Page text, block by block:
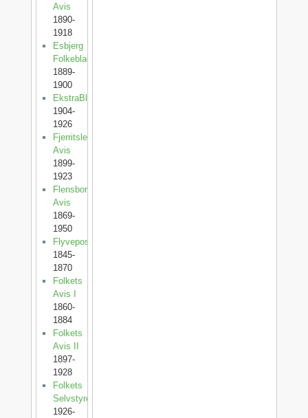
Avis
1890-
1918
Esbjerg
Folkeblad
1889-
1900
EkstraBladet
1904-
1926
Fjerritslev
Avis
1899-
1923
Flensborg
Avis
1869-
1950
Flyveposten
1845-
1870
Folkets
Avis I
1860-
1884
Folkets
Avis II
1897-
1928
Folkets
Selvstyre
1926-